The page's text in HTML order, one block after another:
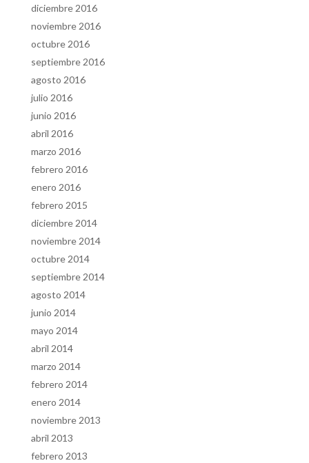
diciembre 2016
noviembre 2016
octubre 2016
septiembre 2016
agosto 2016
julio 2016
junio 2016
abril 2016
marzo 2016
febrero 2016
enero 2016
febrero 2015
diciembre 2014
noviembre 2014
octubre 2014
septiembre 2014
agosto 2014
junio 2014
mayo 2014
abril 2014
marzo 2014
febrero 2014
enero 2014
noviembre 2013
abril 2013
febrero 2013